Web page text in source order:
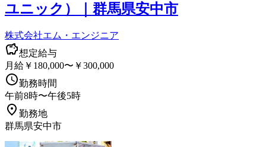
ユニック）｜群馬県安中市
株式会社エム・エンジニア
想定給与
月給￥180,000〜￥300,000
勤務時間
午前8時〜午後5時
勤務地
群馬県安中市